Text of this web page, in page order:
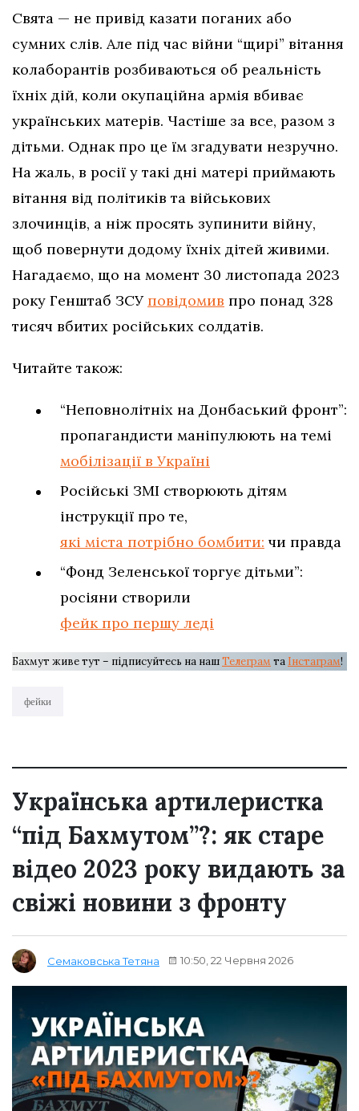
Свята — не привід казати поганих або
сумних слів. Але під час війни “щирі” вітання
колаборантів розбиваються об реальність
їхніх дій, коли окупаційна армія вбиває
українських матерів. Частіше за все, разом з
дітьми. Однак про це їм згадувати незручно.
На жаль, в росії у такі дні матері приймають
вітання від політиків та військових
злочинців, а ніж просять зупинити війну,
щоб повернути додому їхніх дітей живими.
Нагадаємо, що на момент 30 листопада 2023
року Генштаб ЗСУ повідомив про понад 328
тисяч вбитих російських солдатів.
Читайте також:
“Неповнолітніх на Донбаський фронт”:
пропагандисти маніпулюють на темі
мобілізації в Україні
Російські ЗМІ створюють дітям
інструкції про те,
які міста потрібно бомбити: чи правда
“Фонд Зеленської торгує дітьми”:
росіяни створили
фейк про першу леді
Бахмут живе тут – підписуйтесь на нашТелеграм та Інстаграм!
фейки
Українська артилеристка
“під Бахмутом”?: як старе
відео 2023 року видають за
свіжі новини з фронту
Семаковська Тетяна 10:50, 22 Червня 2026